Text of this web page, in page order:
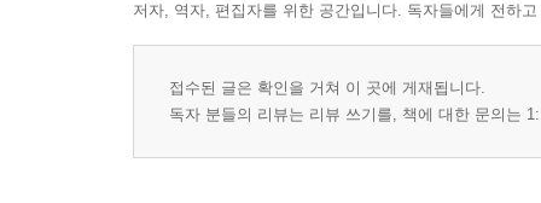
저자, 역자, 편집자를 위한 공간입니다. 독자들에게 전하
접수된 글은 확인을 거쳐 이 곳에 게재됩니다.
독자 분들의 리뷰는 리뷰 쓰기를, 책에 대한 문의는